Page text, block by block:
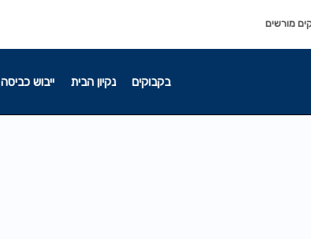
מורשים
בקבוקים נקיון הבית ייבוש כביסה